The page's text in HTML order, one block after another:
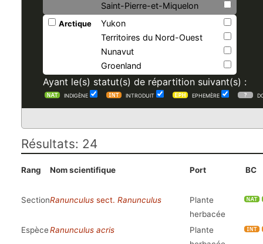
Saint-Pierre-et-Miquelon
Arctique
Yukon
Territoires du Nord-Ouest
Nunavut
Groenland
Ayant le(s) statut(s) de répartition suivant(s) :
INDIGÈNE INTRODUIT EPHEMÈRE
Résultats: 24
Rang Nom scientifique Port BC
SectionRanunculus sect. Ranunculus
Plante
herbacée
EspèceRanunculus acris
Plante